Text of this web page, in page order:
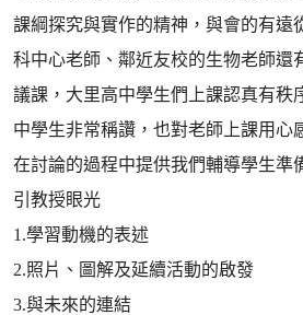
課綱探究與實作的精神，與會的有遠
科中心老師、鄰近友校的生物老師還
議課，大里高中學生們上課認真有秩
中學生非常稱讚，也對老師上課用心
在討論的過程中提供我們輔導學生準
引教授眼光
1.學習動機的表述
2.照片、圖解及延續活動的啟發
3.與未來的連結